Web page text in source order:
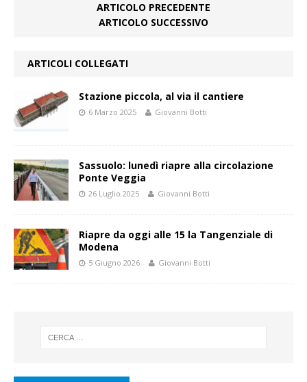
ARTICOLO PRECEDENTE
ARTICOLO SUCCESSIVO
ARTICOLI COLLEGATI
Stazione piccola, al via il cantiere
6 Marzo 2025 Giovanni Botti
Sassuolo: lunedì riapre alla circolazione
Ponte Veggia
26 Luglio 2025 Giovanni Botti
Riapre da oggi alle 15 la Tangenziale di
Modena
5 Giugno 2026 Giovanni Botti